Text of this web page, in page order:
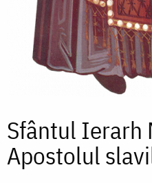
Sfântul Ierarh
Apostolul